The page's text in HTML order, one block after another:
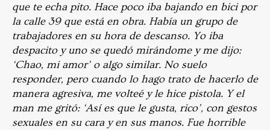
que te echa pito. Hace poco iba bajando en bici por
la calle 39 que está en obra. Había un grupo de
trabajadores en su hora de descanso. Yo iba
despacito y uno se quedó mirándome y me dijo:
‘Chao, mi amor’ o algo similar. No suelo
responder, pero cuando lo hago trato de hacerlo de
manera agresiva, me volteé y le hice pistola. Y el
man me gritó: ‘Así es que le gusta, rico’, con gestos
sexuales en su cara y en sus manos. Fue horrible